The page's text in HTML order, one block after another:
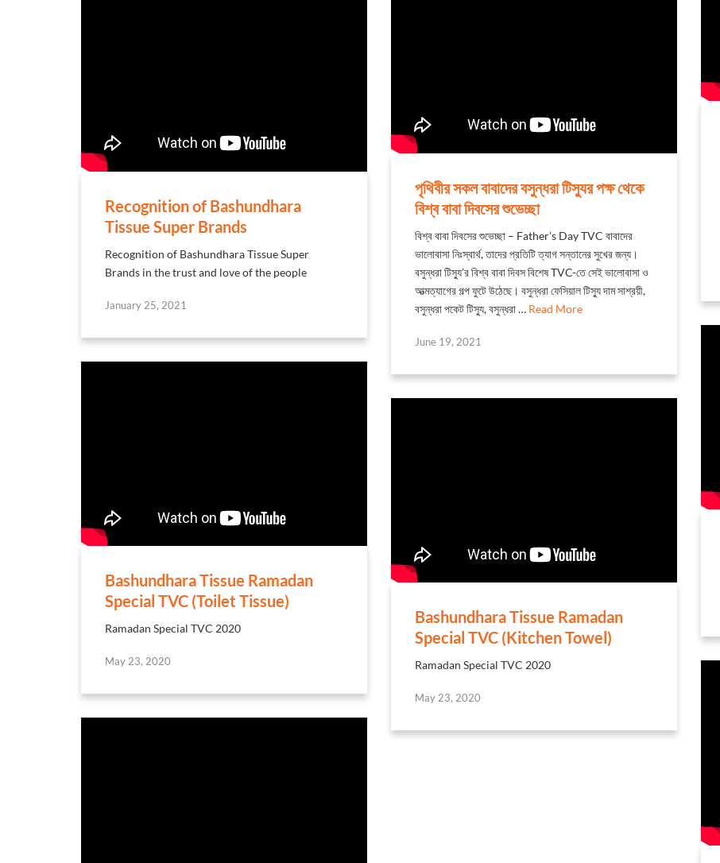
পৃথিবীর সকল বাবাদের বসুন্ধরা টিস্যুর পক্ষ থেকে
বিশ্ব বাবা দিবসের শুভেচ্ছা
বিশ্ব বাবা দিবসের শুভেচ্ছা – Father’s Day TVC বাবাদের
ভালোবাসা নিঃস্বার্থ, তাদের প্রতিটি ত্যাগ সন্তানের সুখের জন্য।
বসুন্ধরা টিস্যু’র বিশ্ব বাবা দিবস বিশেষ TVC-তে সেই ভালোবাসা ও
আত্মত্যাগের গল্প ফুটে উঠেছে। বসুন্ধরা ফেসিয়াল টিস্যু দাম সাশ্রয়ী,
বসুন্ধরা পকেট টিস্যু, বসুন্ধরা … Read More
June 19, 2021
Recognition of Bashundhara
Tissue Super Brands
Recognition of Bashundhara Tissue Super
Brands in the trust and love of the people
January 25, 2021
Bashundhara Tissue Ramadan
Special TVC (Toilet Tissue)
Ramadan Special TVC 2020
May 23, 2020
Bashundhara Tissue Ramadan
Special TVC (Kitchen Towel)
Ramadan Special TVC 2020
May 23, 2020